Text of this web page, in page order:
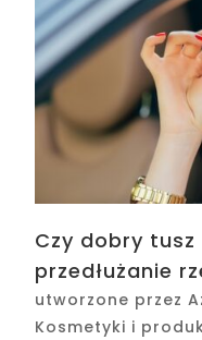
Czy dobry
przedłużanie
utworzone przez
Kosmetyki i